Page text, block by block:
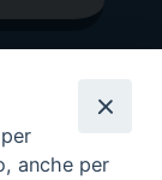
anche per